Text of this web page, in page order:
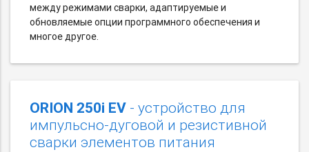
между режимами сварки, адаптируемые и
обновляемые опции программного обеспечения и
многое другое.
ORION 250i EV - устройство для
импульсно-дуговой и резистивной
сварки элементов питания